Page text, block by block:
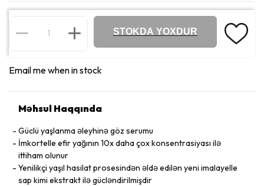
STOKDA YOXDUR
Email me when in stock
Məhsul Haqqında
Güclü yaşlanma əleyhinə göz serumu
İmkortelle efir yağının 10x daha çox konsentrasiyası ilə
ittiham olunur
Yenilikçi yaşıl hasilat prosesindən əldə edilən yeni imalayelle
sap kimi ekstrakt ilə gücləndirilmişdir